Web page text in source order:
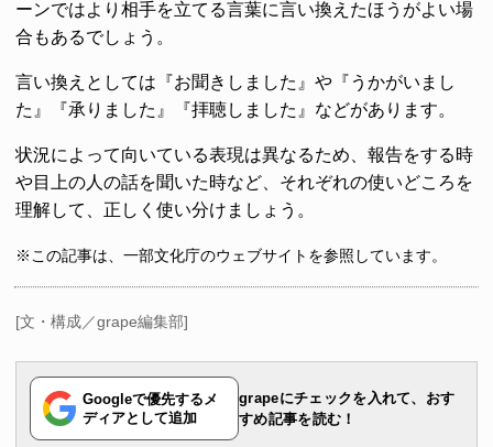
ーンではより相手を立てる言葉に言い換えたほうがよい場
合もあるでしょう。
言い換えとしては『お聞きしました』や『うかがいまし
た』『承りました』『拝聴しました』などがあります。
状況によって向いている表現は異なるため、報告をする時
や目上の人の話を聞いた時など、それぞれの使いどころを
理解して、正しく使い分けましょう。
※この記事は、一部文化庁のウェブサイトを参照しています。
[文・構成／grape編集部]
Googleで優先するメ
ディアとして追加
grapeにチェックを入れて、おす
すめ記事を読む！